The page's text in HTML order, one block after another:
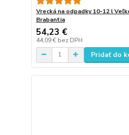
Vrecká na odpadky 10-12 l
Brabantia
54,23 €
44,09 € bez DPH
Pridať do